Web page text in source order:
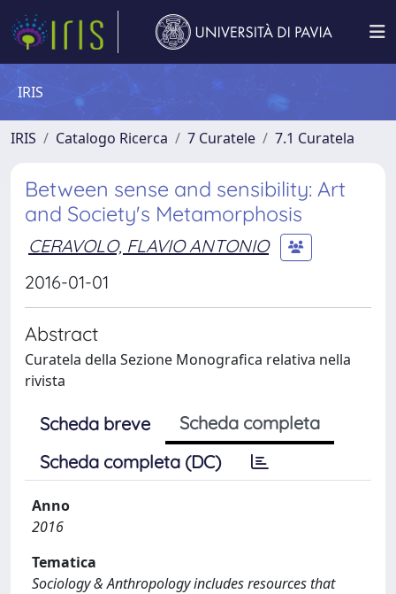
IRIS
IRIS Catalogo Ricerca 7 Curatele 7.1 Curatela
Between sense and sensibility: Art
and Society's Metamorphosis
CERAVOLO, FLAVIO ANTONIO
2016-01-01
Abstract
Curatela della Sezione Monografica relativa nella
rivista
Scheda breve
Scheda completa
Scheda completa (DC)
Anno
2016
Tematica
Sociology & Anthropology includes resources that